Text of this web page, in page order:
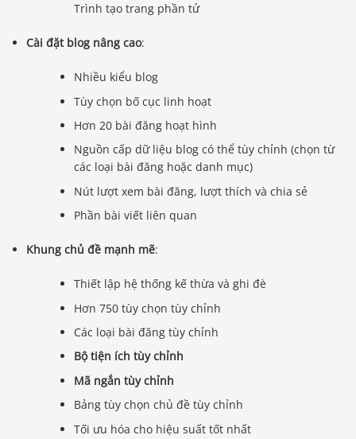
Trình tạo trang phần tử
Cài đặt blog nâng cao:
Nhiều kiểu blog
Tùy chọn bố cục linh hoạt
Hơn 20 bài đăng hoạt hình
Nguồn cấp dữ liệu blog có thể tùy chỉnh (chọn từ
các loại bài đăng hoặc danh mục)
Nút lượt xem bài đăng, lượt thích và chia sẻ
Phần bài viết liên quan
Khung chủ đề mạnh mẽ:
Thiết lập hệ thống kế thừa và ghi đè
Hơn 750 tùy chọn tùy chỉnh
Các loại bài đăng tùy chỉnh
Bộ tiện ích tùy chỉnh
Mã ngắn tùy chỉnh
Bảng tùy chọn chủ đề tùy chỉnh
Tối ưu hóa cho hiệu suất tốt nhất